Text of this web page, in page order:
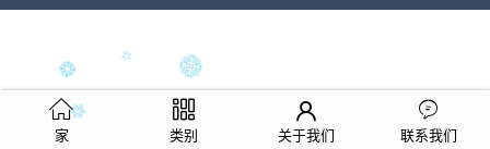
家 类别 关于我们 联系我们